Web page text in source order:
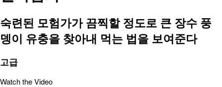
숙련된 모험가가 끔찍할 정도로 큰 장수 풍
뎅이 유충을 찾아내 먹는 법을 보여준다
고급
Watch the Video